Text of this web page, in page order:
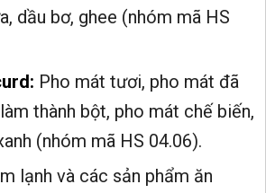
dầu bơ, ghee (nhóm mã HS
Pho mát tươi, pho mát đã
thành bột, pho mát chế biến,
(nhóm mã HS 04.06).
lạnh và các sản phẩm ăn